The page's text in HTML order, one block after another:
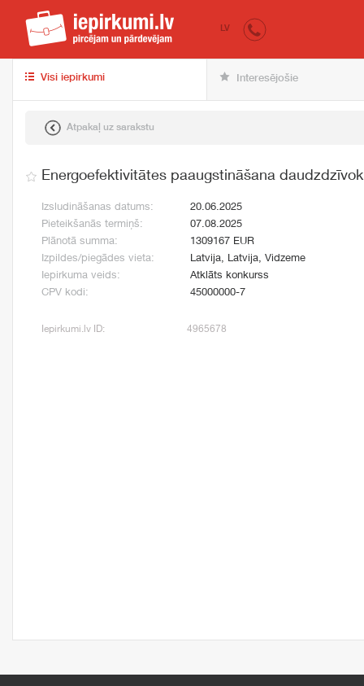
iepirkumi.lv
LV
Visi iepirkumi Interesējošie
Atpakaļ uz sarakstu
Energoefektivitātes paaugstināšana
Izsludināšanas datums:
20.06.2025
Pieteikšanās termiņš:
07.08.2025
Plānotā summa:
1309167 EUR
Izpildes/piegādes vieta:
Latvija, Latvija, Vidzeme
Iepirkuma veids:
Atklāts konkurss
CPV kodi:
45000000-7
Iepirkumi.lv ID: 4965678